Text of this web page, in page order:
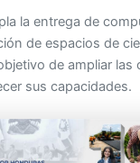
la entrega de
de espacios de
de ampliar las
sus capacidades.